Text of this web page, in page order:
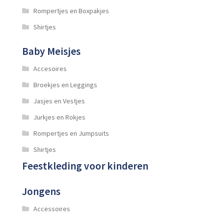
Rompertjes en Boxpakjes
Shirtjes
Baby Meisjes
Accesoires
Broekjes en Leggings
Jasjes en Vestjes
Jurkjes en Rokjes
Rompertjes en Jumpsuits
Shirtjes
Feestkleding voor kinderen
Jongens
Accessoires